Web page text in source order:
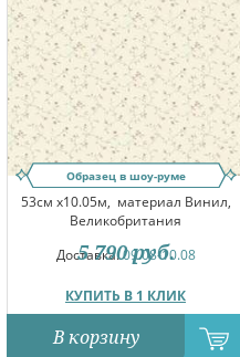
Образец в шоу-руме
53см x10.05м, материал Винил,
Великобритания
Доставка:09.08-10.08
КУПИТЬ В 1 КЛИК
5 790 руб.
В корзину